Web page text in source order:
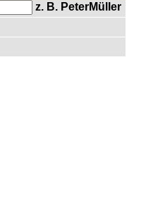
z. B. PeterMüller